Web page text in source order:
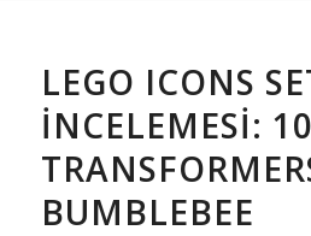
LEGO ICONS
İNCELEMESI:
BUMBLEBEE